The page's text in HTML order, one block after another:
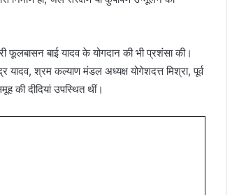
बाई यादव के योगदान की भी प्रशंसा की।
यादव, श्रम कल्याण मंडल अध्यक्ष योगेशदत्त मिश्रा, पूर्व
की दीदियां उपस्थित थीं।